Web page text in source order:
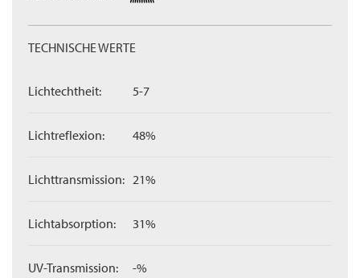
TECHNISCHE WERTE
Lichtechtheit: 5-7
Lichtreflexion: 48%
Lichttransmission: 21%
Lichtabsorption: 31%
UV-Transmission: -%